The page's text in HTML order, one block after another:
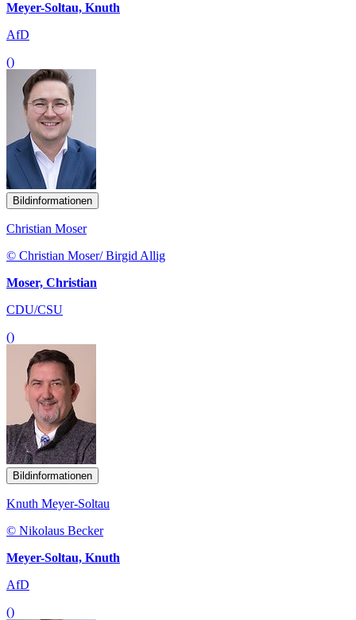
Meyer-Soltau, Knuth
AfD
()
Bildinformationen
Christian Moser
© Christian Moser/ Birgid Allig
Moser, Christian
CDU/CSU
()
Bildinformationen
Knuth Meyer-Soltau
© Nikolaus Becker
Meyer-Soltau, Knuth
AfD
()